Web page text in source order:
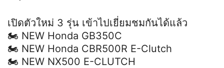
เปิดตัวใหม่ 3 รุ่น เข้าไปเยี่ยมชมกันได้แล้ว
🏍 NEW Honda GB350C
🏍 NEW Honda CBR500R E-Clutch
🏍 NEW NX500 E-CLUTCH